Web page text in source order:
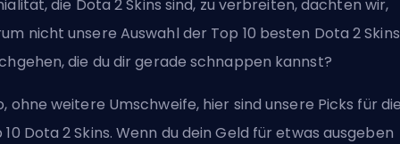
die Dota 2 Skins sind, zu verbreiten, dachten wir,
nicht unsere Auswahl der Top 10 besten Dota 2 Skins
die du dir gerade schnappen kannst?
ohne weitere Umschweife, hier sind unsere Picks für die
10 Dota 2 Skins. Wenn du dein Geld für etwas ausgeben